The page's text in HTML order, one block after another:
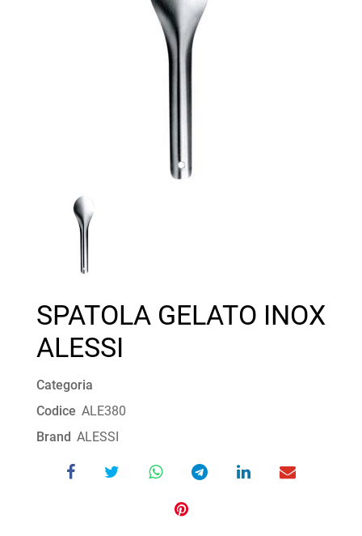
SPATOLA GELATO INOX
ALESSI
Categoria
Codice ALE380
Brand ALESSI